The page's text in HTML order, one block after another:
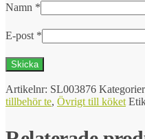
Namn *
E-post *
Artikelnr: SL003876
tillbehör te, Övrigt till köket